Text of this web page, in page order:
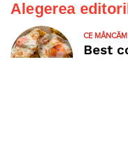
Alegerea
CE MÂNCĂM
Best